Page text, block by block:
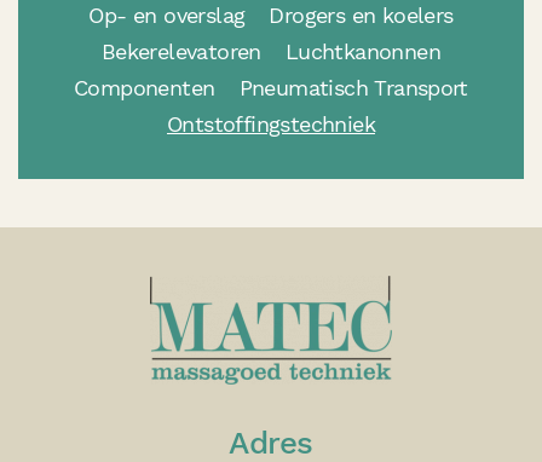
Op- en overslag
Drogers en koelers
Bekerelevatoren
Luchtkanonnen
Componenten
Pneumatisch Transport
Ontstoffingstechniek
Adres